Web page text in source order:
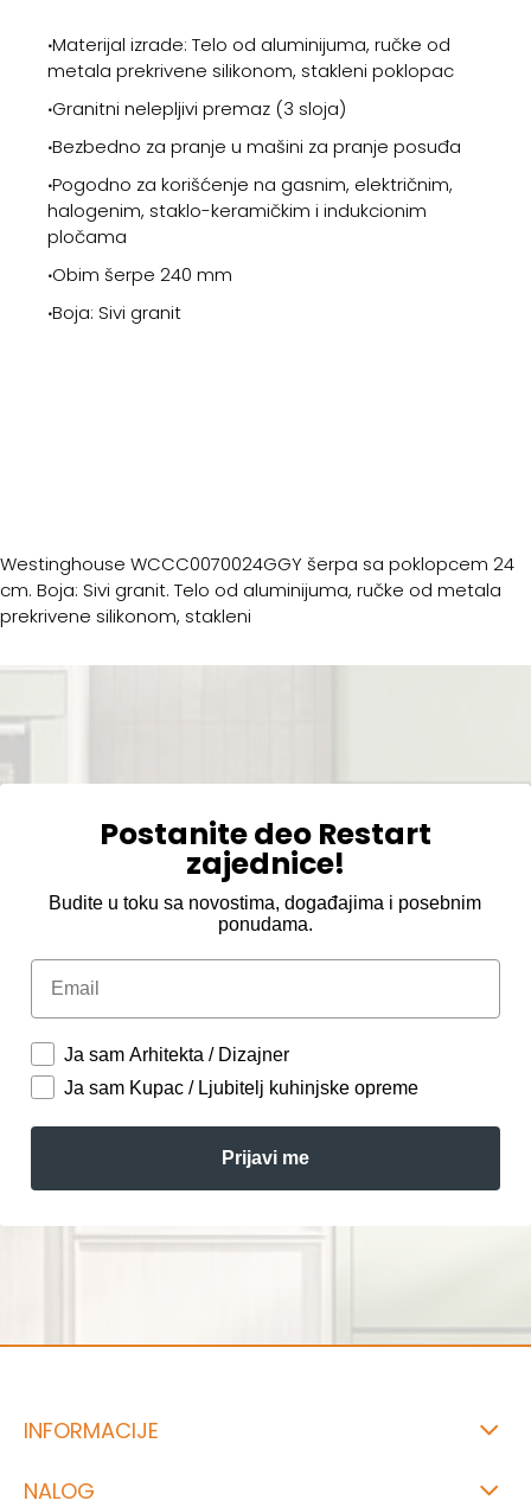
‧Materijal izrade: Telo od aluminijuma, ručke od
metala prekrivene silikonom, stakleni poklopac
‧Granitni nelepljivi premaz (3 sloja)
‧Bezbedno za pranje u mašini za pranje posuđa
‧Pogodno za korišćenje na gasnim, električnim,
halogenim, staklo-keramičkim i indukcionim
pločama
‧Obim šerpe 240 mm
‧Boja: Sivi granit
Westinghouse WCCC0070024GGY šerpa sa poklopcem 24
cm. Boja: Sivi granit. Telo od aluminijuma, ručke od metala
prekrivene silikonom, stakleni
Postanite deo Restart
zajednice!
Budite u toku sa novostima, događajima i posebnim
ponudama.
Email
Ja sam Arhitekta / Dizajner
Ja sam Kupac / Ljubitelj kuhinjske opreme
Prijavi me
INFORMACIJE
NALOG